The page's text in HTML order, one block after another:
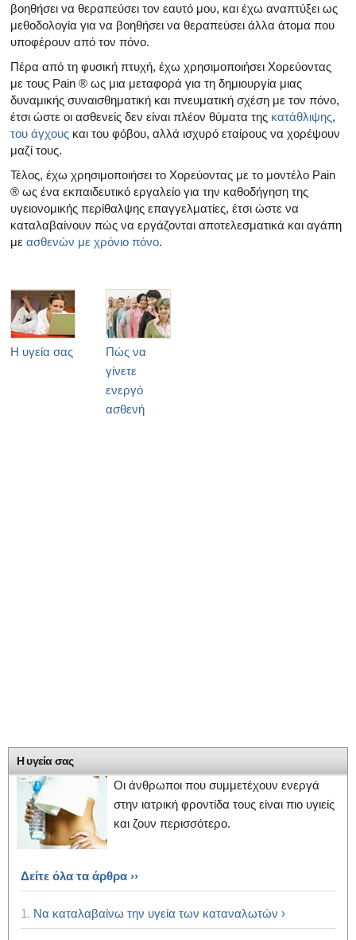
βοηθήσει να θεραπεύσει τον εαυτό μου, και έχω αναπτύξει ως
μεθοδολογία για να βοηθήσει να θεραπεύσει άλλα άτομα που
υποφέρουν από τον πόνο.
Πέρα από τη φυσική πτυχή, έχω χρησιμοποιήσει Χορεύοντας
με τους Pain ® ως μια μεταφορά για τη δημιουργία μιας
δυναμικής συναισθηματική και πνευματική σχέση με τον πόνο,
έτσι ώστε οι ασθενείς δεν είναι πλέον θύματα της κατάθλιψης,
του άγχους και του φόβου, αλλά ισχυρό εταίρους να χορέψουν
μαζί τους.
Τέλος, έχω χρησιμοποιήσει το Χορεύοντας με το μοντέλο Pain
® ως ένα εκπαιδευτικό εργαλείο για την καθοδήγηση της
υγειονομικής περίθαλψης επαγγελματίες, έτσι ώστε να
καταλαβαίνουν πώς να εργάζονται αποτελεσματικά και αγάπη
με ασθενών με χρόνιο πόνο.
Η υγεία σας
Πώς να
γίνετε
ενεργό
ασθενή
Η υγεία σας
Οι άνθρωποι που συμμετέχουν ενεργά
στην ιατρική φροντίδα τους είναι πιο υγιείς
και ζουν περισσότερο.
Δείτε όλα τα άρθρα ››
1. Να καταλαβαίνω την υγεία των καταναλωτών ›